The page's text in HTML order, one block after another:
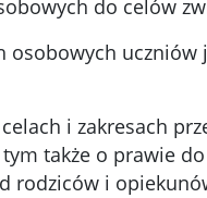
do celów
uczniów
i zakresach
także o prawie
rodziców i